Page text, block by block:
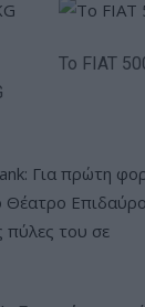
Το FIAT